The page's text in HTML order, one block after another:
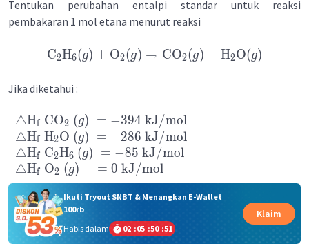
Tentukan perubahan entalpi standar untuk reaksi
pembakaran 1 mol etana menurut reaksi
C2H6(g) + O2(g) → CO2(g) + H2O(g)
Jika diketahui :
△Hf CO2 (g) = −394 kJ/mol
△Hf H2O (g) = −286 kJ/mol
△Hf C2H6 (g) = −85 kJ/mol
△Hf O2 (g) = 0 kJ/mol
Ikuti Tryout SNBT & Menangkan E-Wallet
100rb
Habis dalam
02 :05 :50 :51
Klaim